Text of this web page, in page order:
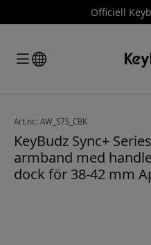
Officiell
Art.nr.: AW_S7S_CBK
KeyBudz Sync+
armband med
dock för 38-42 mm